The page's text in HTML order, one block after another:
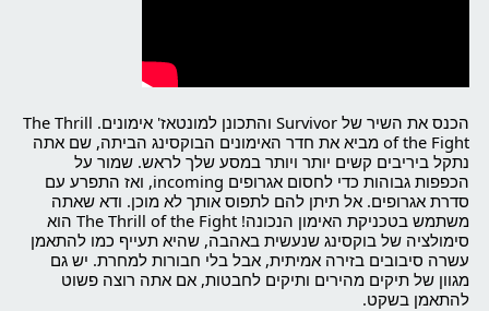
הכנס את השיר של Survivor והתכונן למונטאז' אימונים. The Thrill
of the Fight מביא את חדר האימונים הבוקסינג הביתה, שם אתה
נתקל ביריבים קשים יותר ויותר במסע שלך לראש. שמור על
הכפפות גבוהות כדי לחסום אגרופים incoming, ואז התפרע עם
סדרת אגרופים. אל תיתן להם לתפוס אותך לא מוכן. ודא שאתה
משתמש בטכניקת האימון הנכונה! The Thrill of the Fight הוא
סימולציה של בוקסינג שנעשית באהבה, שהיא תעייף כמו להתאמן
עשרה סיבובים בזירה אמיתית, אבל בלי חבורות למחרת. יש גם
מגוון של תיקים מהירים ותיקים לחבטות, אם אתה רוצה פשוט
להתאמן בשקט.